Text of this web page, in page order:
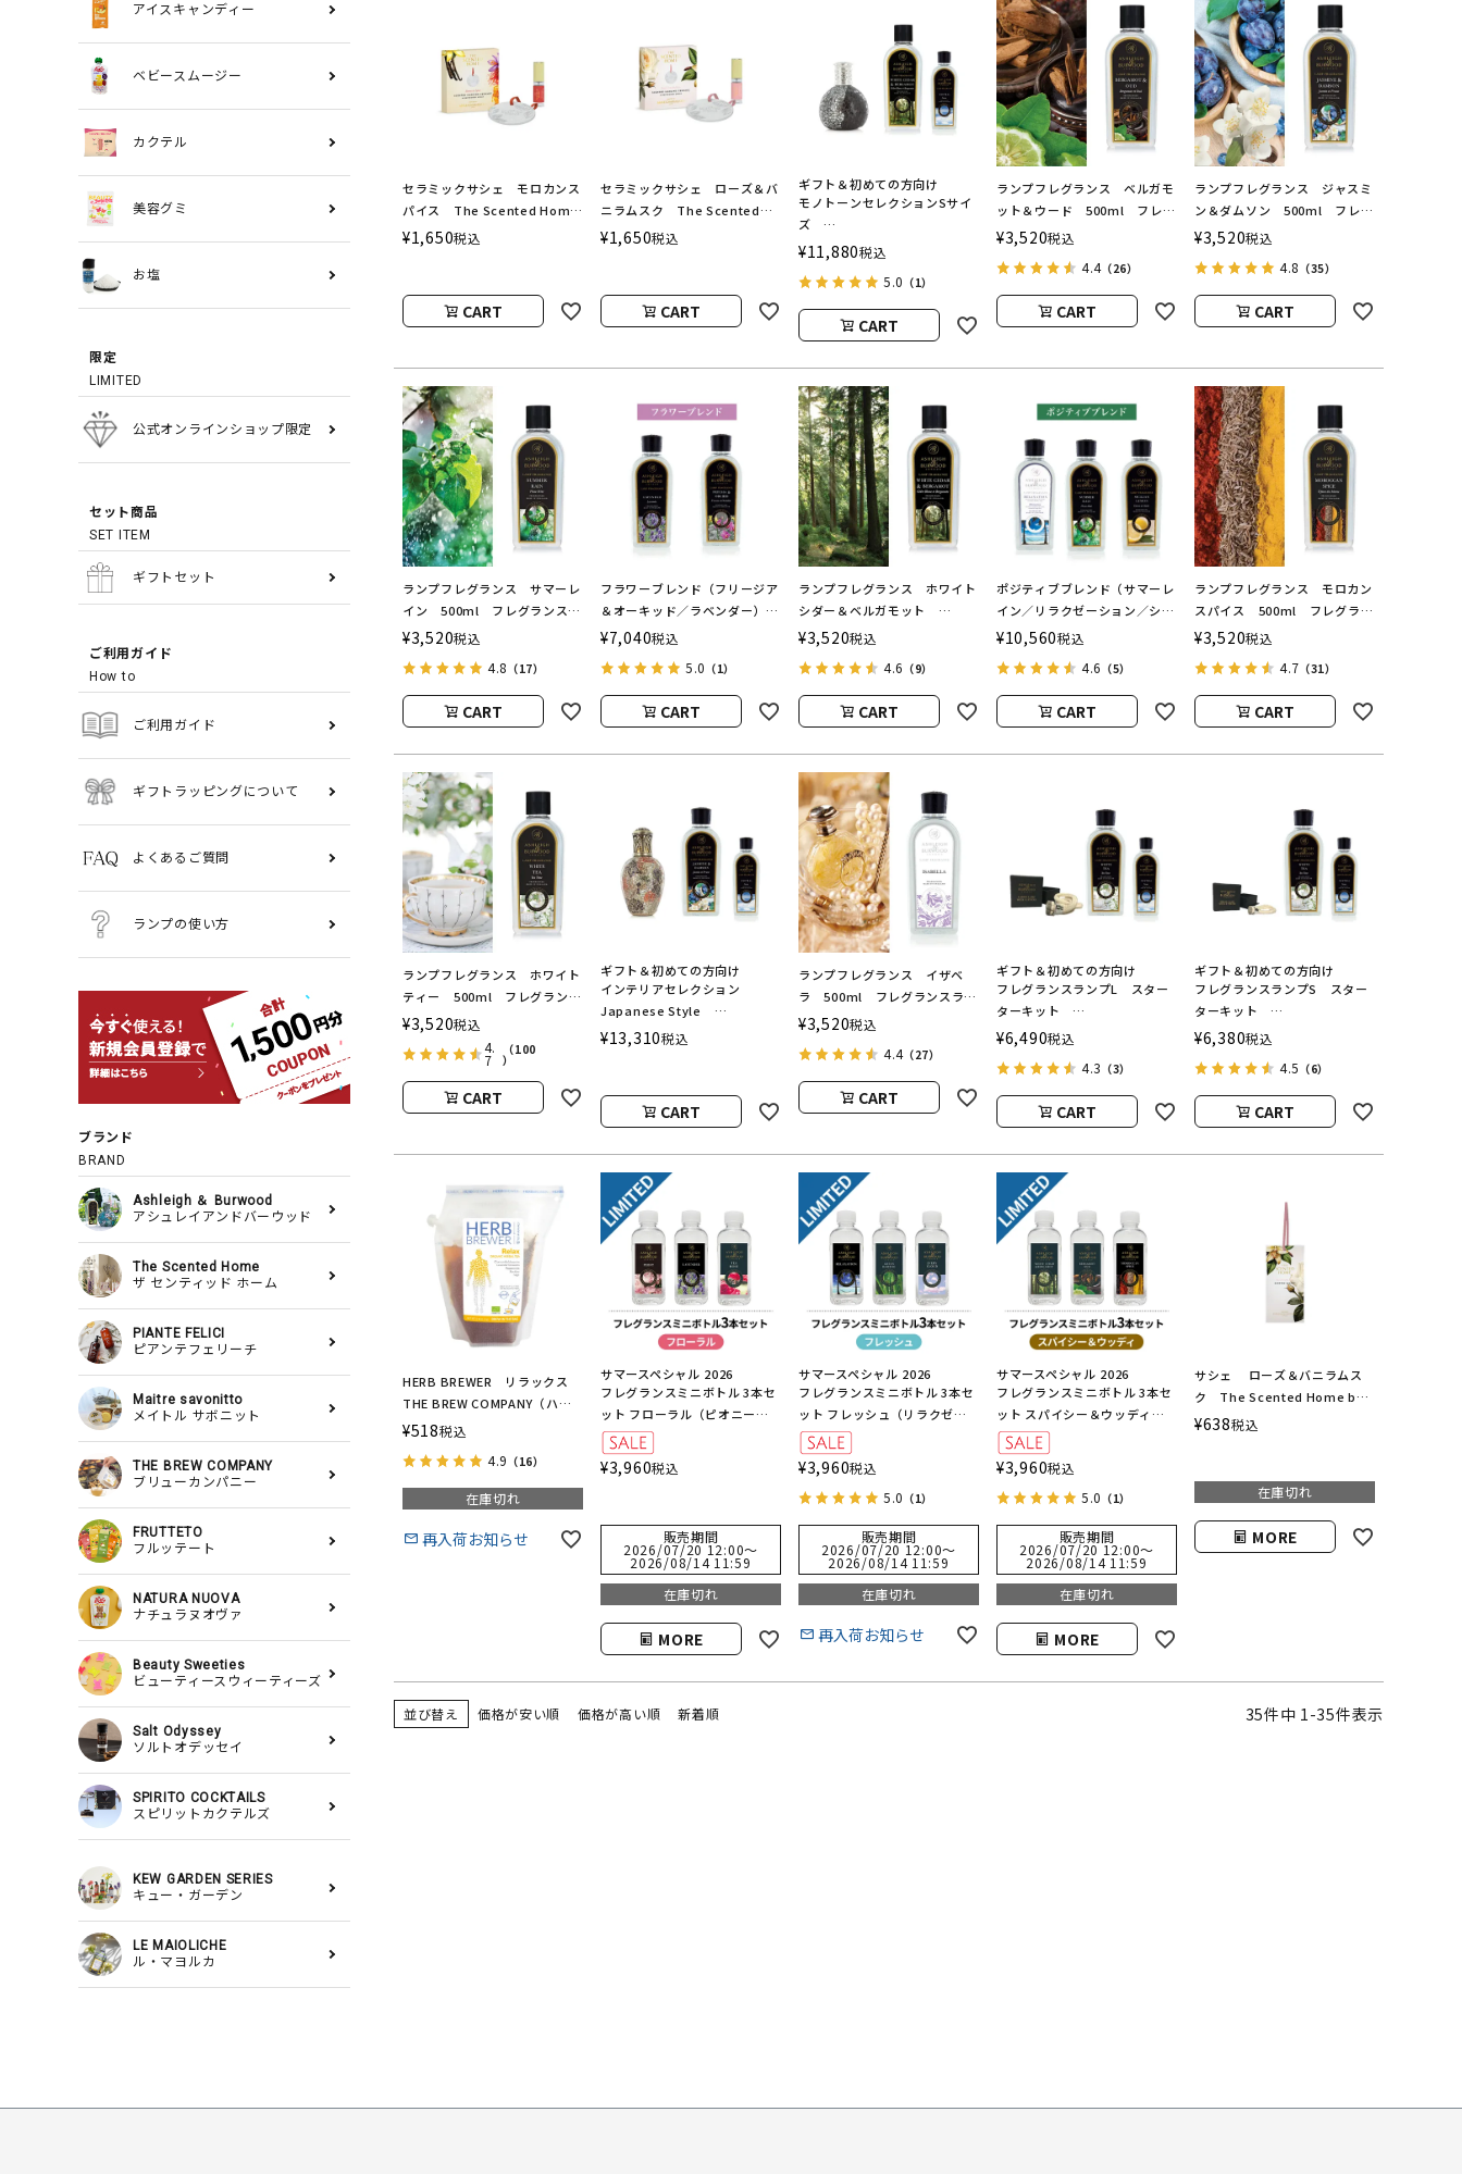
アイスキャンディー
ベビースムージー
カクテル
美容グミ
お塩
限定
LIMITED
公式オンラインショップ限定
セット商品
SET ITEM
ギフトセット
ご利用ガイド
How to
ご利用ガイド
ギフトラッピングについて
よくあるご質問
ランプの使い方
ブランド
BRAND
Ashleigh ＆ Burwood
アシュレイアンドバーウッド
The Scented Home
ザ センティッド ホーム
PIANTE FELICI
ピアンテフェリーチ
Maitre savonitto
メイトル サボニット
THE BREW COMPANY
ブリューカンパニー
FRUTTETO
フルッテート
NATURA NUOVA
ナチュラヌオヴァ
Beauty Sweeties
ビューティースウィーティーズ
Salt Odyssey
ソルトオデッセイ
SPIRITO COCKTAILS
スピリットカクテルズ
KEW GARDEN SERIES
キュー・ガーデン
LE MAIOLICHE
ル・マヨルカ
セラミックサシェ モロカンス
パイス The Scented Home
by Ashleigh＆Burwood
¥1,650税込
CART
セラミックサシェ ローズ＆バ
ニラムスク The Scented
Home by Ashleigh＆
¥1,650税込
CART
ギフト＆初めての方向け
モノトーンセレクションSサイ
ズ
ASHLEIGH&BURWOOD（ア
¥11,880税込
5.0 （1）
CART
ランプフレグランス ベルガモ
ット＆ウード 500ml フレグ
ランスランプ用オイル
シュレイアンドバーウッド）
¥3,520税込
4.4（26）
CART
ランプフレグランス ジャスミ
ン＆ダムソン 500ml フレグ
ランスランプ用オイル
シュレイアンドバーウッド）
¥3,520税込
4.8 （35）
CART
ランプフレグランス サマーレ
イン 500ml フレグランスラ
ンプ用オイル
シュレイアンドバーウッド）
¥3,520税込
4.8 （17）
CART
フラワーブレンド（フリージア
＆オーキッド／ラベンダー）
フレグランスランプ用オイル
シュレイアンドバーウッド）
¥7,040税込
5.0 （1）
CART
ランプフレグランス ホワイト
シダー＆ベルガモット
500ml フレグランスランプ用
ASHLEIGH&BURWOOD（ア
シュレイアンドバーウッド）
¥3,520税込
4.6 （9）
CART
ポジティブブレンド（サマーレ
イン／リラクゼーション／シシ
リアンレモン） フレグランス
ASHLEIGH&BURWOOD（ア
シュレイアンドバーウッド）
¥10,560税込
4.6 （5）
CART
ランプフレグランス モロカン
スパイス 500ml フレグラン
スランプ用オイル
シュレイアンドバーウッド）
¥3,520税込
4.7 （31）
CART
ランプフレグランス ホワイト
ティー 500ml フレグランス
ランプ用オイル
ASHLEIGH&BURWOOD（ア
シュレイアンドバーウッド）
¥3,520税込
4.
7
（100
）
CART
ギフト＆初めての方向け
インテリアセレクション
Japanese Style
ASHLEIGH&BURWOOD（ア
¥13,310税込
CART
ランプフレグランス イザベ
ラ 500ml フレグランスラン
プ用オイル
シュレイアンドバーウッド）
¥3,520税込
4.4（27）
CART
ギフト＆初めての方向け
フレグランスランプL スター
ターキット
ASHLEIGH&BURWOOD（ア
¥6,490税込
4.3 （3）
CART
ギフト＆初めての方向け
フレグランスランプS スター
ターキット
ASHLEIGH&BURWOOD（ア
¥6,380税込
4.5 （6）
CART
HERB BREWER リラックス
THE BREW COMPANY（ハー
ブブリューワー／ブリューカン
¥518税込
4.9 （16）
在庫切れ
再入荷お知らせ
サマースペシャル 2026
フレグランスミニボトル 3本セ
ット フローラル（ピオニー・
ラベンダー・ティーローズ）
¥3,960税込
販売期間
2026/07/20 12:00〜
2026/08/14 11:59
在庫切れ
MORE
サマースペシャル 2026
フレグランスミニボトル 3本セ
ット フレッシュ（リラクゼー
ション・グリーンバンブー・エ
ブリクラウド）
¥3,960税込
5.0 （1）
販売期間
2026/07/20 12:00〜
2026/08/14 11:59
在庫切れ
再入荷お知らせ
サマースペシャル 2026
フレグランスミニボトル 3本セ
ット スパイシー＆ウッディ
（ホワイトシダー＆ベルガモッ
ト・ベルガモット＆ウード・モ
ロカンスパイス）
¥3,960税込
5.0 （1）
販売期間
2026/07/20 12:00〜
2026/08/14 11:59
在庫切れ
MORE
サシェ ローズ＆バニラムス
ク The Scented Home by
Ashleigh＆Burwood
¥638税込
在庫切れ
MORE
並び替え 価格が安い順 価格が高い順 新着順 35件中 1 -35件表示